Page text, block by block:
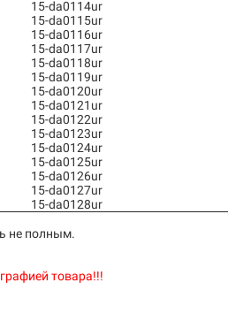
15-da0114ur
15-da0115ur
15-da0116ur
15-da0117ur
15-da0118ur
15-da0119ur
15-da0120ur
15-da0121ur
15-da0122ur
15-da0123ur
15-da0124ur
15-da0125ur
15-da0126ur
15-da0127ur
15-da0128ur
не полным.
товара!!!